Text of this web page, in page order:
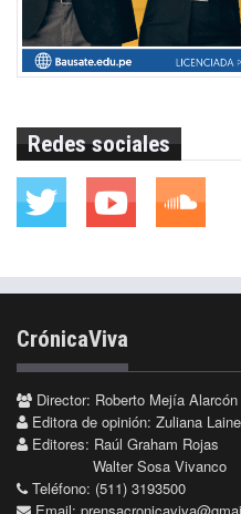
Redes sociales
CrónicaViva
Director: Roberto Mejía Alarcón
Editora de opinión: Zuliana
Editores: Raúl Graham Rojas
Walter Sosa Vivanco
Teléfono: (511) 3193500